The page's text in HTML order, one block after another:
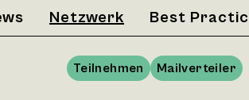
Netzwerk Best
Teilnehmen Mailverteiler